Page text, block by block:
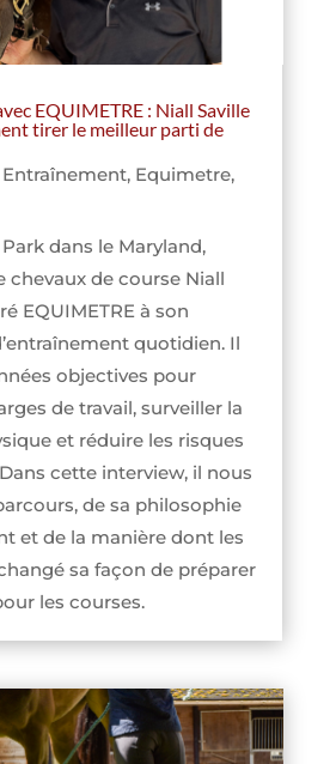
EQUIMETRE : Niall Saville
tirer le meilleur parti de
Entraînement, Equimetre,
dans le Maryland,
chevaux de course Niall
EQUIMETRE à son
quotidien. Il
objectives pour
de travail, surveiller la
et réduire les risques
cette interview, il nous
de sa philosophie
et de la manière dont les
sa façon de préparer
les courses.